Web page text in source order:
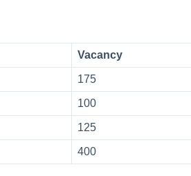
Vacancy
175
100
125
400